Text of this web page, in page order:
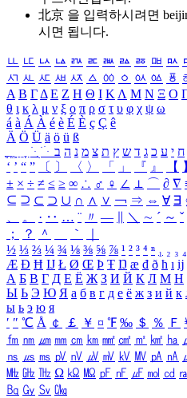
北京 을 입력하시려면
시면 됩니다.
ㅥ ㅦ ㅧ ㅨ ㅩ ㅪ ㅫ ㅬ ㅭ ㅮ ㅯ
ㅺ ㅻ ㅼ ㅽ ㅾ ㅿ ㆀ ㆁ ㆂ ㆃ ㆄ
Α Β ΓΔ Ε Ζ Η Θ Ι ΚΛ Μ Ν Ξ Ο
θ ι κ λ μ ν ξ ο π ρ σ τ υ φ χ ψ ω
á à Á À é è É È ç Ç ê
Ä Ö Ü ä ö ü ß
ִֶֹ ֻּ ׁׂ ח י ע כ ג ד ש ץ ת צ מ נ ה ב
‘ ’ “ ” 〔 〕 〈 〉 「 」 『 』 【
± × ÷ ≠ ≤ ≥ ∞ ∴ ♂ ♀ ∠ ⊥ ⌒ ∂ ∇
⊆ ⊇ ⊂ ⊃ ∪ ∩ ∧ ∨ ￢ ⇒ ⇔ ∀ ∃
、
。 · ‥ … ¨ 〃 ― ＼ ∼ ´ ～ ˇ
；
？ ＾ ｀
½ ⅓ ⅔ ¼ ¾ ⅛ ⅜ ⅝ ⅞ ¹ ² ³ ⁴ ⁿ ₁ ₂ ₃ ₄
Æ Ð Ħ Ĳ Ł Ø Œ Þ Ŧ Ŋ æ đ ð ħ ı ĳ
А Б В Г Д Е Ё Ж З И Й К Л М Н
Ы Ь Э Ю Я а б в г д е ё ж з и й к
ы ь э ю я
′ ″ ℃ Å ￠ ￡ ￥ ¤ ℉ ‰ ＄ ％ Ｆ
㎙ ㎚ ㎛ ㎜ ㎝ ㎞ ㎟ ㎠ ㎡ ㎢ ㏊
㎱ ㎲ ㎳ ㎴ ㎵ ㎶ ㎷ ㎸ ㎹ ㎀ ㎁
㎒ ㎓ ㎔ Ω ㏀ ㏁ ㎊ ㎋ ㎌ ㏖ ㏅
㏃ ㏉ ㏜ ㏆